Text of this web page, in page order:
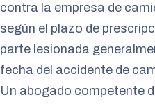
contra la empresa de
según el plazo de
parte lesionada
fecha del accidente de
Un abogado competente